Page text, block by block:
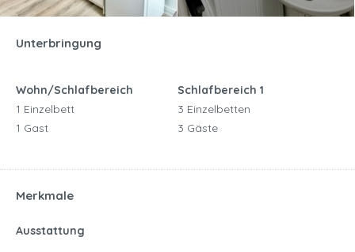
Unterbringung
Wohn/Schlafbereich
1 Einzelbett
1 Gast
Schlafbereich 1
3 Einzelbetten
3 Gäste
Merkmale
Ausstattung